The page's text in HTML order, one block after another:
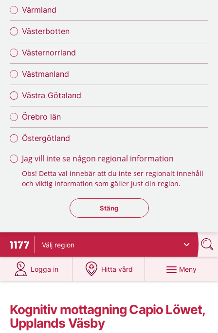
Värmland
Västerbotten
Västernorrland
Västmanland
Västra Götaland
Örebro län
Östergötland
Jag vill inte se någon regional information
Obs! Detta val innebär att du inte ser regionalt innehåll
och viktig information som gäller just din region.
Stäng regionsväljaren
Stäng
Till startsidan för 1177
Välj region
Logga in
på 1177.se
Hitta vård
på 1177.se
Meny
Kognitiv mottagning Capio Löwet,
Upplands Väsby